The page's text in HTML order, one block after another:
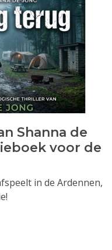
Shanna de
voor de
in de Ardennen,